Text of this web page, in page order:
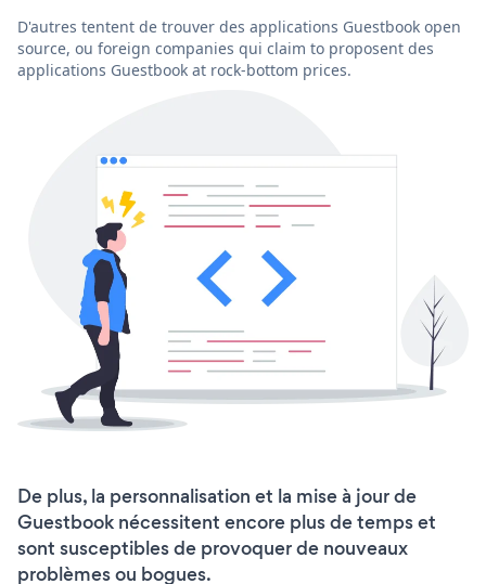
D'autres tentent de trouver des applications Guestbook open
source, ou foreign companies qui claim to proposent des
applications Guestbook at rock-bottom prices.
De plus, la personnalisation et la mise à jour de
Guestbook nécessitent encore plus de temps et
sont susceptibles de provoquer de nouveaux
problèmes ou bogues.